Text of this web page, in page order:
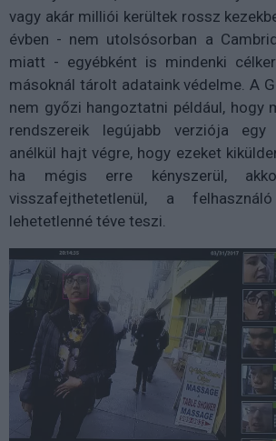
vagy akár milliói kerültek rossz
évben - nem utolsósorban a
miatt - egyébként is mindenki
másoknál tárolt adataink védelme. A
nem győzi hangoztatni például, hogy
rendszereik legújabb verziója
anélkül hajt végre, hogy ezeket
ha mégis erre kényszerül,
visszafejthetetlenül, a
lehetetlenné téve teszi.